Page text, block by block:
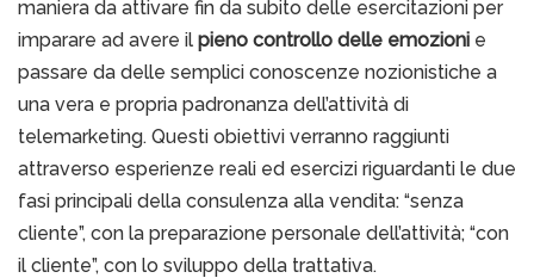
maniera da attivare fin da subito delle esercitazioni per
imparare ad avere il pieno controllo delle emozioni e
passare da delle semplici conoscenze nozionistiche a
una vera e propria padronanza dell’attività di
telemarketing. Questi obiettivi verranno raggiunti
attraverso esperienze reali ed esercizi riguardanti le due
fasi principali della consulenza alla vendita: “senza
cliente”, con la preparazione personale dell’attività; “con
il cliente”, con lo sviluppo della trattativa.